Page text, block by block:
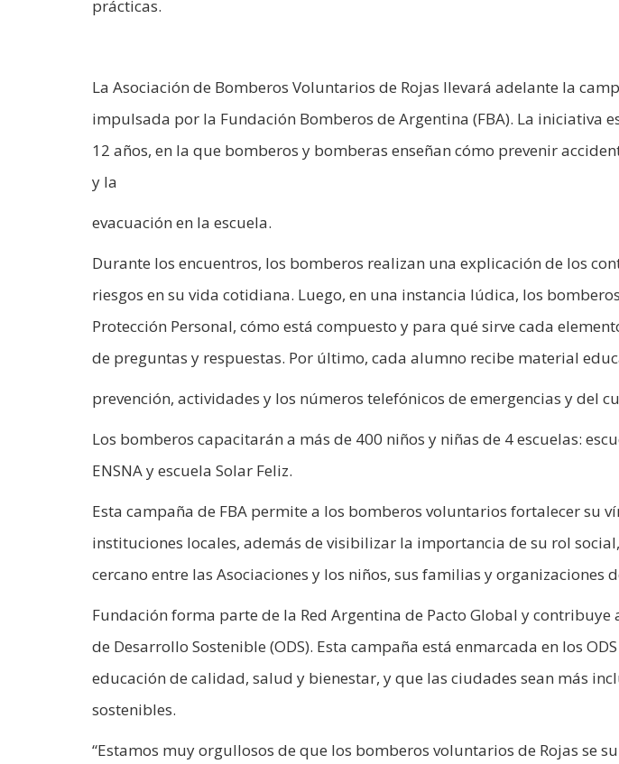
prácticas.
La Asociación de Bomberos Voluntarios de Rojas llevará adelante la
impulsada por la Fundación Bomberos de Argentina (FBA). La iniciativa
12 años, en la que bomberos y bomberas enseñan cómo prevenir
y la
evacuación en la escuela.
Durante los encuentros, los bomberos realizan una explicación de los
riesgos en su vida cotidiana. Luego, en una instancia lúdica, los
Protección Personal, cómo está compuesto y para qué sirve cada
de preguntas y respuestas. Por último, cada alumno recibe material
prevención, actividades y los números telefónicos de emergencias y del
Los bomberos capacitarán a más de 400 niños y niñas de 4 escuelas:
ENSNA y escuela Solar Feliz.
Esta campaña de FBA permite a los bomberos voluntarios fortalecer su
instituciones locales, además de visibilizar la importancia de su rol
cercano entre las Asociaciones y los niños, sus familias y organizaciones
Fundación forma parte de la Red Argentina de Pacto Global y
de Desarrollo Sostenible (ODS). Esta campaña está enmarcada en los
educación de calidad, salud y bienestar, y que las ciudades sean más
sostenibles.
“Estamos muy orgullosos de que los bomberos voluntarios de Rojas se